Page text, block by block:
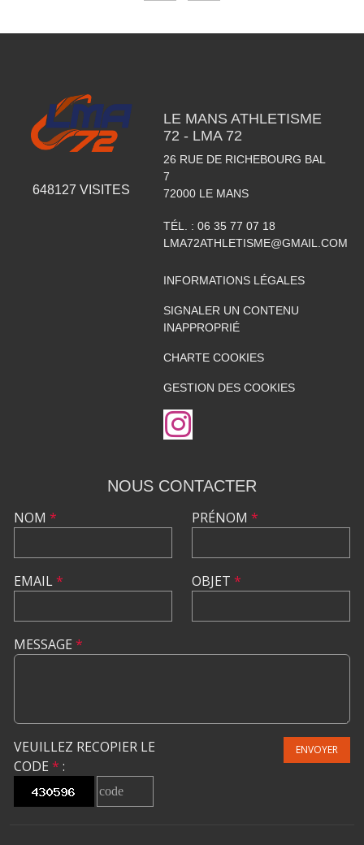
648127 VISITES
LE MANS ATHLETISME
72 - LMA 72
26 RUE DE RICHEBOURG BAL
7
72000 LE MANS
TÉL. : 06 35 77 07 18
LMA72ATHLETISME@GMAIL.COM
INFORMATIONS LÉGALES
SIGNALER UN CONTENU
INAPPROPRIÉ
CHARTE COOKIES
GESTION DES COOKIES
NOUS CONTACTER
NOM *
EMAIL*
PRÉNOM *
OBJET *
MESSAGE *
VEUILLEZ RECOPIER LE
CODE * :
ENVOYER